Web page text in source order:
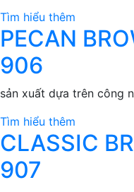
Tìm hiểu thêm
PECAN
906
sản xuất dựa trên công
Tìm hiểu thêm
CLASSIC
907